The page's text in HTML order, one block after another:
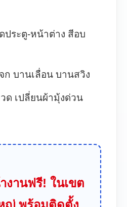
ประตู-หน้าต่าง สีอบ
ก บานเลื่อน บานสวิง
ด เปลี่ยนผ้ามุ้งด่วน
งานฟรี! ในเขต